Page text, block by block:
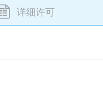
详细许可